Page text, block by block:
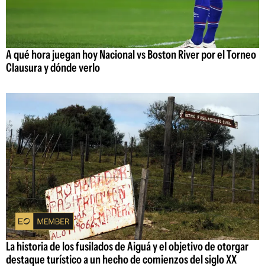
A qué hora juegan hoy Nacional vs Boston River por el Torneo
Clausura y dónde verlo
La historia de los fusilados de Aiguá y el objetivo de otorgar
destaque turístico a un hecho de comienzos del siglo XX